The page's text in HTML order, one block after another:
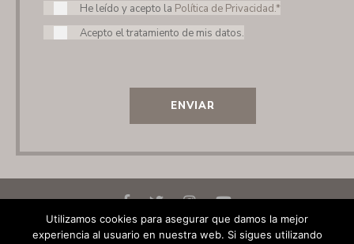
He leído y acepto la Política de Privacidad.*
Acepto el tratamiento de mis datos.
ENVIAR
Utilizamos cookies para asegurar que damos la mejor
experiencia al usuario en nuestra web. Si sigues utilizando